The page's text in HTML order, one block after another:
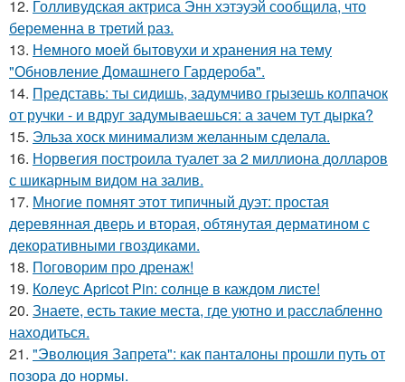
12. Голливудская актриса Энн хэтэуэй сообщила, что
беременна в третий раз.
13. Немного моей бытовухи и хранения на тему
"Обновление Домашнего Гардероба".
14. Представь: ты сидишь, задумчиво грызешь колпачок
от ручки - и вдруг задумываешься: а зачем тут дырка?
15. Эльза хоск минимализм желанным сделала.
16. Норвегия построила туалет за 2 миллиона долларов
с шикарным видом на залив.
17. Многие помнят этот типичный дуэт: простая
деревянная дверь и вторая, обтянутая дерматином с
декоративными гвоздиками.
18. Поговорим про дренаж!
19. Колеус Apricot Pin: солнце в каждом листе!
20. Знаете, есть такие места, где уютно и расслабленно
находиться.
21. "Эволюция Запрета": как панталоны прошли путь от
позора до нормы.